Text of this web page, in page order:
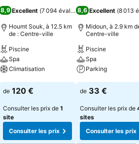
8,9 Excellent (7 094 évaluations)
Houmt Souk, à 12.5 km
de : Centre-ville
Piscine
Spa
Climatisation
Consulter les prix
de 120 €
Consulter les prix de 1
site
Consulter les prix
8,6 Excellent (8 013
Midoun, à 2.9 km
Centre-ville
Piscine
Spa
Parking
Consulter les
de 33 €
Consulter les prix de
sites
Consulter les prix